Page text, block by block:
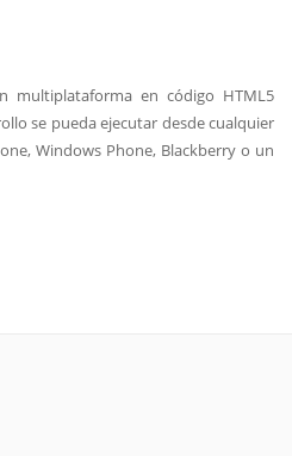
multiplataforma en código HTML5
se pueda ejecutar desde cualquier
Windows Phone, Blackberry o un